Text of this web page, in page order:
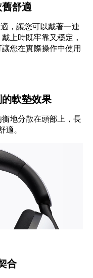
舒適
，讓您可以戴著一連
上時既牢靠又穩定，
您在實際操作中使用
軟墊效果
地分散在頭部上，長
適。
合